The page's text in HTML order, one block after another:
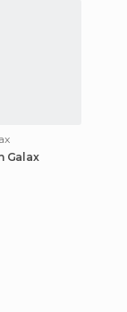
Galax